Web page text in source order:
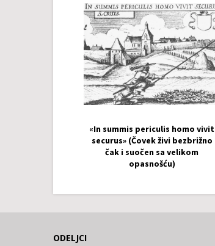
«In summis periculis homo vivit
securus» (Čovek živi bezbrižno
čak i suočen sa velikom
opasnošću)
ODELJCI